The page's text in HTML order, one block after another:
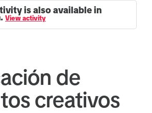
is also available in
View activity
de
creativos